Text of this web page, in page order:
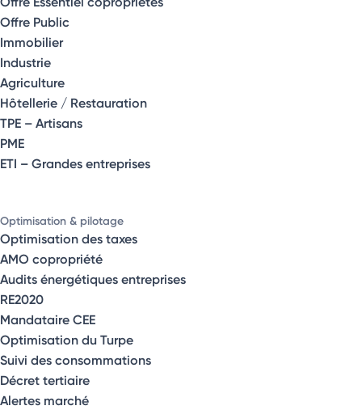
Offre Public
Immobilier
Industrie
Agriculture
Hôtellerie / Restauration
TPE – Artisans
PME
ETI – Grandes entreprises
Optimisation & pilotage
Optimisation des taxes
AMO copropriété
Audits énergétiques entreprises
RE2020
Mandataire CEE
Optimisation du Turpe
Suivi des consommations
Décret tertiaire
Alertes marché